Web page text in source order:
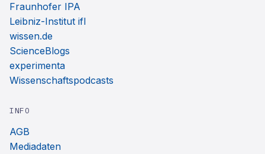
Fraunhofer IPA
Leibniz-Institut ifl
wissen.de
ScienceBlogs
experimenta
Wissenschaftspodcasts
INFO
AGB
Mediadaten